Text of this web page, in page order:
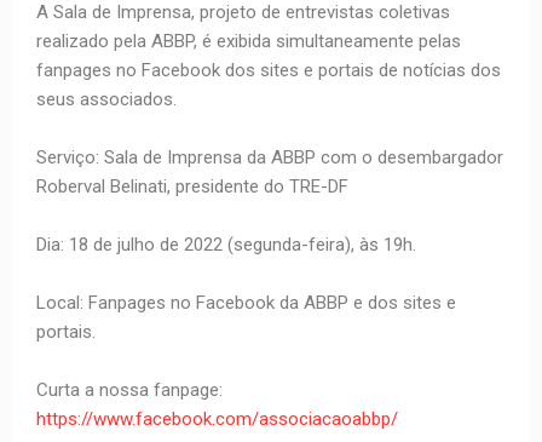
A Sala de Imprensa, projeto de entrevistas coletivas
realizado pela ABBP, é exibida simultaneamente pelas
fanpages no Facebook dos sites e portais de notícias dos
seus associados.
Serviço: Sala de Imprensa da ABBP com o desembargador
Roberval Belinati, presidente do TRE-DF
Dia: 18 de julho de 2022 (segunda-feira), às 19h.
Local: Fanpages no Facebook da ABBP e dos sites e
portais.
Curta a nossa fanpage:
https://www.facebook.com/associacaoabbp/